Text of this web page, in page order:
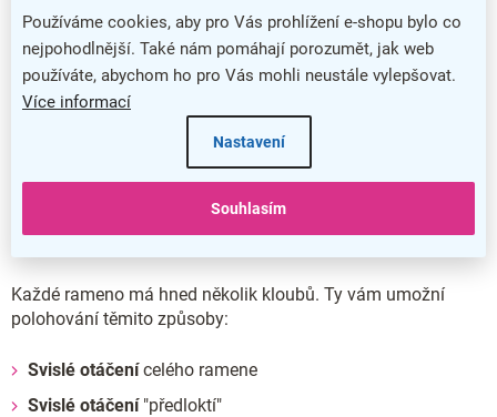
Používáme cookies, aby pro Vás prohlížení e-shopu bylo co
nejpohodlnější. Také nám pomáhají porozumět, jak web
používáte, abychom ho pro Vás mohli neustále vylepšovat.
Více informací
Nastavení
Souhlasím
bezpočet způsobů, ať už zrovna sedíte, nebo stojíte.
Držák je vhodný pro 2 obrazovky suhlopříčkou 17–27"
(přibližně 43–69 cm). Ty k němu připevníte standardním
Každé rameno má hned několik kloubů. Ty vám umožní
polohování těmito způsoby:
Svislé otáčenícelého ramene
Svislé otáčení"předloktí"